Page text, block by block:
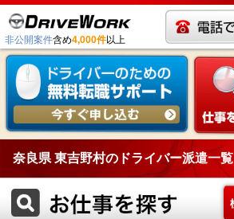
非公開案件含め4,000件以上
奈良県 東吉野村のドライバー派遣一覧